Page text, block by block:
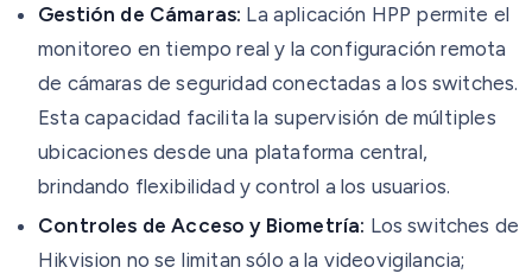
Gestión de Cámaras: La aplicación HPP permite el
monitoreo en tiempo real y la configuración remota
de cámaras de seguridad conectadas a los switches.
Esta capacidad facilita la supervisión de múltiples
ubicaciones desde una plataforma central,
brindando flexibilidad y control a los usuarios.
Controles de Acceso y Biometría: Los switches de
Hikvision no se limitan sólo a la videovigilancia;